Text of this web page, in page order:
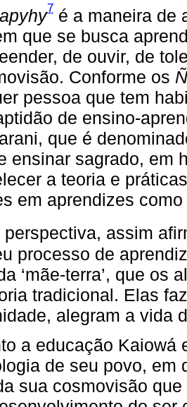
7 é a maneira de
que se busca
de ouvir, de
Conforme os
pessoa que tem
de ensino-
que é
ensinar sagrado, em
a teoria e
em aprendizes
perspectiva, assim
processo de
‘mãe-terra’, que os
tradicional. Elas
alegram a vida
a educação Kaiowá
de seu povo, em
sua cosmovisão